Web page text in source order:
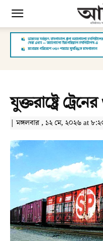
যুক্তরাষ্ট্রে
| মঙ্গলবার , ১২ মে, ২০২৬ at ৮:২৩